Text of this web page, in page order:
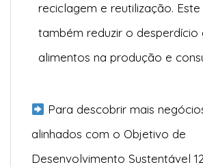
reciclagem e reutilização. Este
também reduzir o desperdício
alimentos na produção e
Para descobrir mais
alinhados com o Objetivo de
Desenvolvimento Sustentável